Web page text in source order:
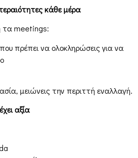
κάθε μέρα
τα meetings:
πρέπει να ολοκληρώσεις για να
μειώνεις την περιττή εναλλαγή.
αξία